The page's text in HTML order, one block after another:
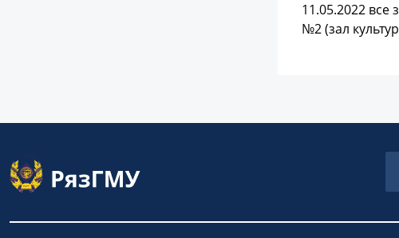
11.05.2022
№2 (зал